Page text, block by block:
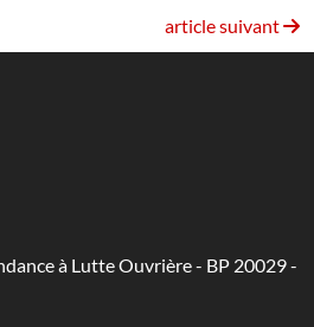
article suivant
à Lutte Ouvrière - BP 20029 -